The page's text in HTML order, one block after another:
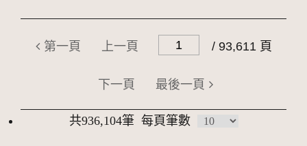
第一頁 上一頁 / 93,611 頁
下一頁 最後一頁
共936,104筆 每頁筆數